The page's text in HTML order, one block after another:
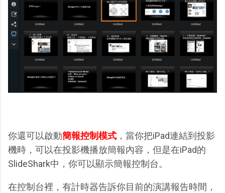
你還可以啟動簡報控制模式 ，當你把iPad連結到投影
機時，可以在投影機播放簡報內容，但是在iPad的
SlideShark中，你可以顯示簡報控制台。
在控制台裡，有計時器告訴你目前的演講報告時間，